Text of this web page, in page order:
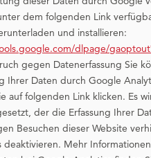
dem folgenden Link
und installieren:
dlpage/
gegen Datenerfassung Sie
Ihrer Daten durch Google
auf folgenden Link klicken. Es
der die Erfassung Ihrer
Besuchen dieser Website
deaktivieren. Mehr